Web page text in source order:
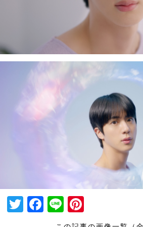
T
F
Li
n
nt